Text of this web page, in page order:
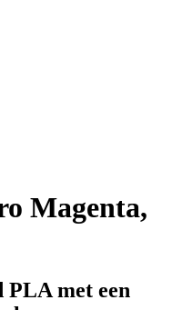
Magenta,
PLA met een